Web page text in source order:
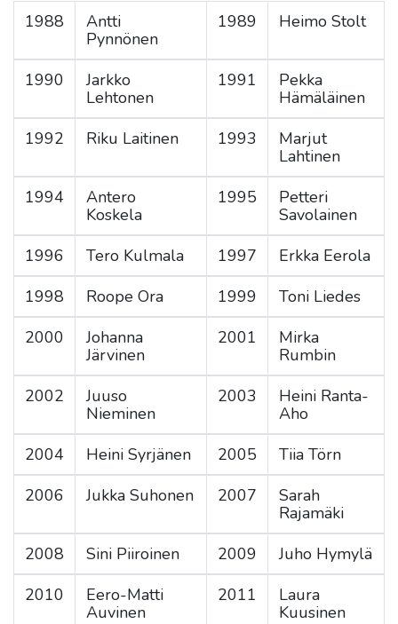
1988
Antti
Pynnönen
1989 Heimo Stolt
1990
Jarkko
Lehtonen
1991
Pekka
Hämäläinen
1992
Riku Laitinen 1993
Marjut
Lahtinen
1994
Antero
Koskela
1995
Petteri
Savolainen
1996
Tero Kulmala 1997
Erkka Eerola
1998
Roope Ora 1999
Toni Liedes
2000
Johanna
Järvinen
2001
Mirka
Rumbin
2002
Juuso
Nieminen
2003
Heini Ranta-
Aho
2004
Heini Syrjänen 2005
Tiia Törn
2006
Jukka Suhonen 2007
Sarah
Rajamäki
2008
Sini Piiroinen 2009
Juho Hymylä
2010
Eero-Matti
Auvinen
2011
Laura
Kuusinen